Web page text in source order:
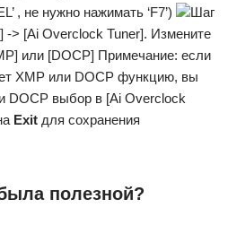
, не нужно нажимать ‘F7’)
Шаг
-> [Ai Overclock Tuner]. Измените
или [DOCP] Примечание: если
XMP или DOCP функцию, вы
DOCP выбор в [Ai Overclock
Exit для сохранения
полезной?